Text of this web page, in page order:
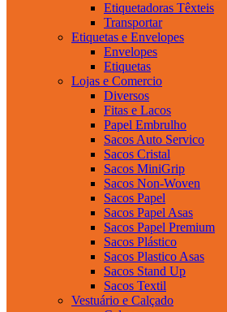
Etiquetadoras Têxteis
Transportar
Etiquetas e Envelopes
Envelopes
Etiquetas
Lojas e Comercio
Diversos
Fitas e Lacos
Papel Embrulho
Sacos Auto Servico
Sacos Cristal
Sacos MiniGrip
Sacos Non-Woven
Sacos Papel
Sacos Papel Asas
Sacos Papel Premium
Sacos Plástico
Sacos Plastico Asas
Sacos Stand Up
Sacos Textil
Vestuário e Calçado